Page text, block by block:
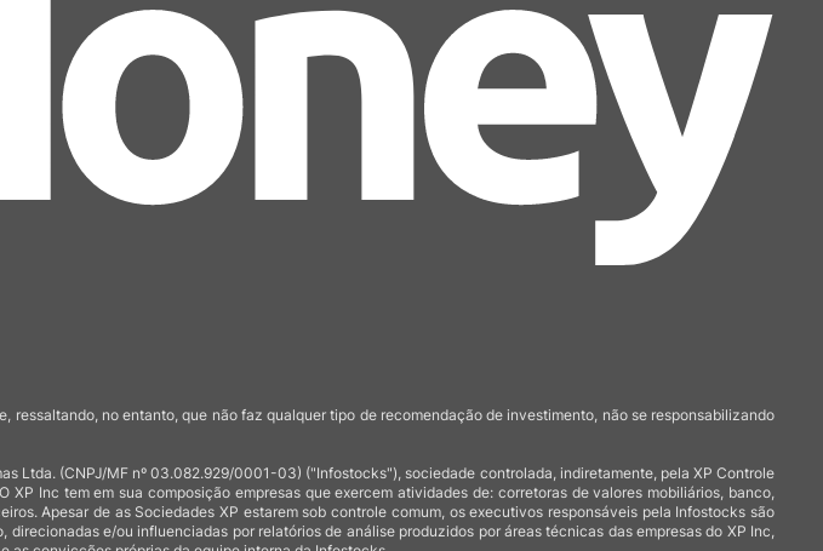
no entanto, que não faz qualquer tipo de recomendação de investimento, não se responsabilizando
Ltda. (CNPJ/MF nº 03.082.929/0001-03) ("Infostocks"), sociedade controlada, indiretamente, pela XP Controle
Inc tem em sua composição empresas que exercem atividades de: corretoras de valores mobiliários, banco,
Apesar de as Sociedades XP estarem sob controle comum, os executivos responsáveis pela Infostocks são
e/ou influenciadas por relatórios de análise produzidos por áreas técnicas das empresas do XP Inc,